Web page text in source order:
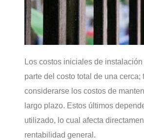
Los costos iniciales de
parte del costo total de una cerca;
considerarse los costos de
largo plazo. Estos últimos
utilizado, lo cual afecta
rentabilidad general.